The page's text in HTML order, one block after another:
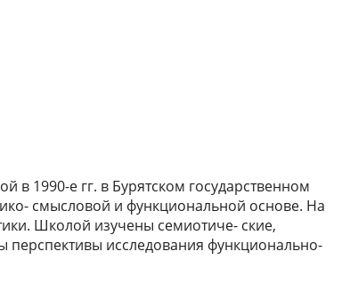
в 1990-е гг. в Бурятском государственном
смысловой и функциональной основе. На
Школой изучены семиотиче- ские,
перспективы исследования функционально-